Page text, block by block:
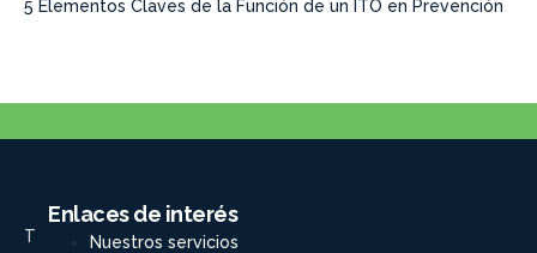
5 Elementos Claves de la Función de un ITO en Prevención
T
Enlaces de interés
Nuestros servicios